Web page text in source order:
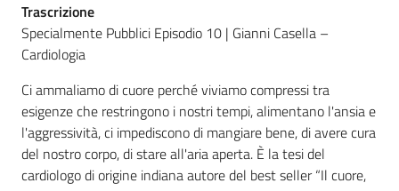
Trascrizione
Specialmente Pubblici Episodio 10 | Gianni Casella –
Cardiologia
Ci ammaliamo di cuore perché viviamo compressi tra
esigenze che restringono i nostri tempi, alimentano l'ansia e
l'aggressività, ci impediscono di mangiare bene, di avere cura
del nostro corpo, di stare all'aria aperta. È la tesi del
cardiologo di origine indiana autore del best seller “Il cuore,